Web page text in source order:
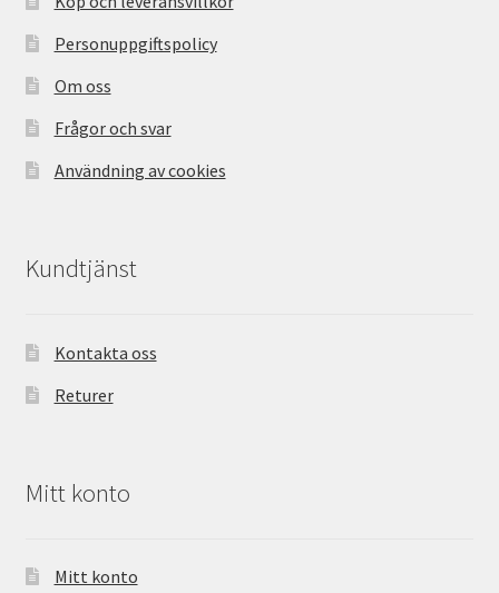
Personuppgiftspolicy
Om oss
Frågor och svar
Användning av cookies
Kundtjänst
Kontakta oss
Returer
Mitt konto
Mitt konto